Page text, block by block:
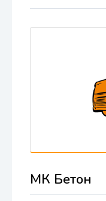
МК Бетон